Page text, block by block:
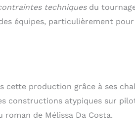
techniquesdu
équipes, particulièrement
cette production grâce à ses
constructions atypiques sur
roman de Mélissa Da Costa.